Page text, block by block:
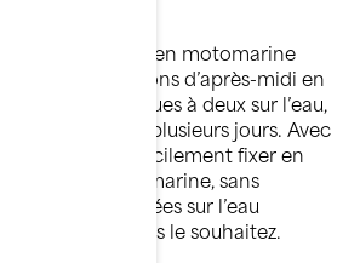
sur le plaisir en motomarine
vos excursions d’après-midi en
en pique-niques à deux sur l’eau,
épiques sur plusieurs jours. Avec
vous pouvez facilement fixer en
sur votre motomarine, sans
vos journées sur l’eau
tant que vous le souhaitez.